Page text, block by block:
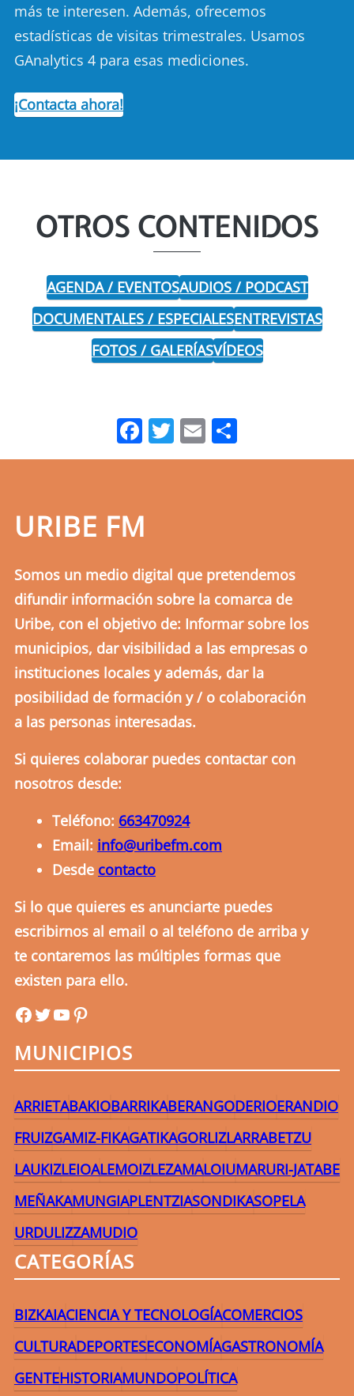
más te interesen. Además, ofrecemos
estadísticas de visitas trimestrales. Usamos
GAnalytics 4 para esas mediciones.
¡Contacta ahora!
OTROS CONTENIDOS
AGENDA / EVENTOSAUDIOS / PODCAST
DOCUMENTALES / ESPECIALESENTREVISTAS
FOTOS / GALERÍASVÍDEOS
Facebook
Twitter
Email
URIBE FM
Somos un medio digital que pretendemos
difundir información sobre la comarca de
Uribe, con el objetivo de: Informar sobre los
municipios, dar visibilidad a las empresas o
instituciones locales y además, dar la
posibilidad de formación y / o colaboración
a las personas interesadas.
Si quieres colaborar puedes contactar con
nosotros desde:
Teléfono: 663470924
Email: info@uribefm.com
Desde contacto
Si lo que quieres es anunciarte puedes
escribirnos al email o al teléfono de arriba y
te contaremos las múltiples formas que
existen para ello.
uribefmuribefmYouTube Pinterest
MUNICIPIOS
ARRIETABAKIOBARRIKABERANGODERIOERANDIO
FRUIZGAMIZ-FIKAGATIKAGORLIZLARRABETZU
LAUKIZLEIOALEMOIZLEZAMALOIUMARURI-JATABE
MEÑAKAMUNGIAPLENTZIASONDIKASOPELA
URDULIZZAMUDIO
CATEGORÍAS
BIZKAIACIENCIA Y TECNOLOGÍACOMERCIOS
CULTURADEPORTESECONOMÍAGASTRONOMÍA
GENTEHISTORIAMUNDOPOLÍTICA